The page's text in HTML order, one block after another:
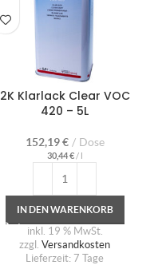
2K Klarlack Clear VOC
420 – 5L
152,19€ Dose
30,44€/ l
IN DEN WARENKORB
inkl. 19 % MwSt.
zzgl. Versandkosten
Lieferzeit: 7 Tage